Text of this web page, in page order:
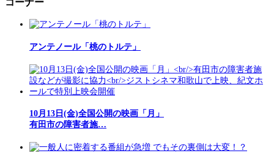
アンテノール「桃のトルテ」
10月13日(金)全国公開の映画「月」
有田市の障害者施…